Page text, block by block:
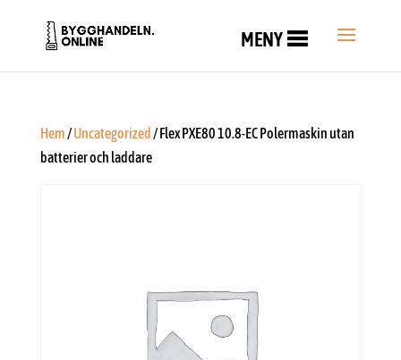
MENY
Hem/Uncategorized / Flex PXE80 10.8-EC Polermaskin utan
batterier och laddare